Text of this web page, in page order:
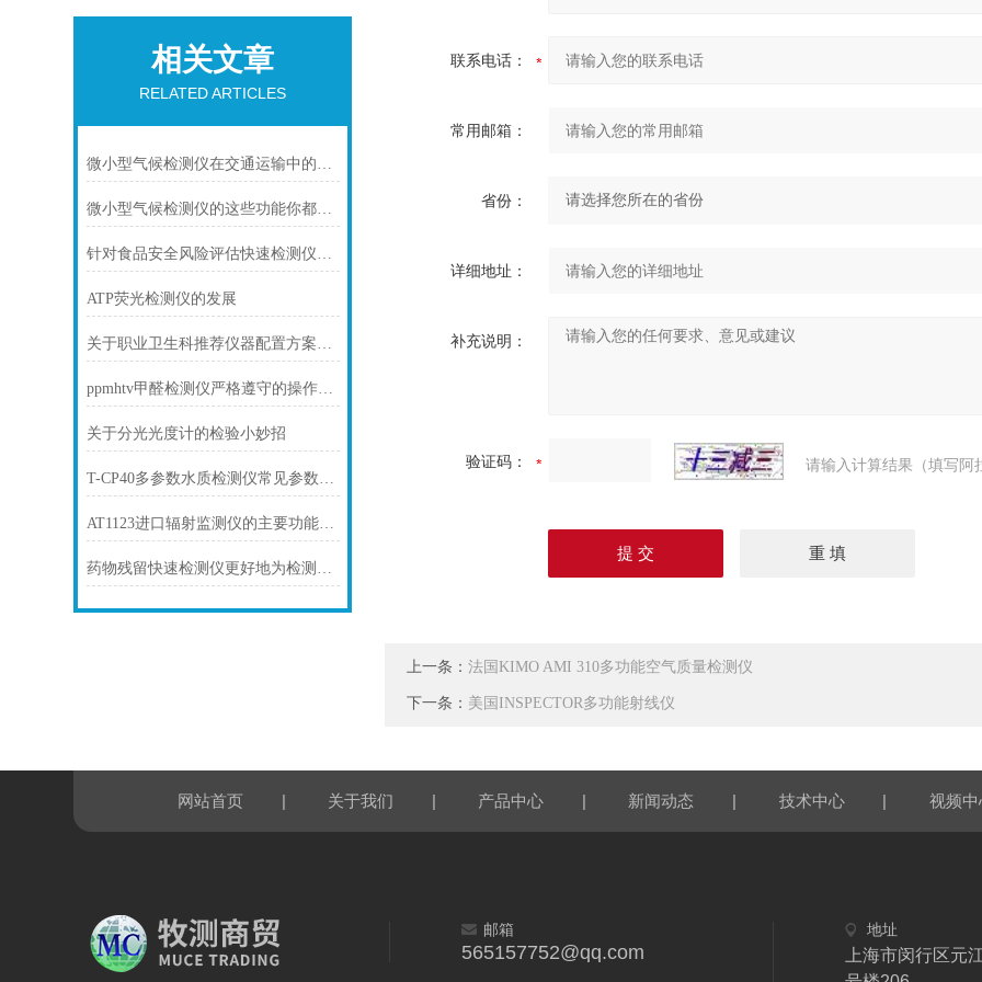
相关文章
RELATED ARTICLES
微小型气候检测仪在交通运输中的应用前景
微小型气候检测仪的这些功能你都知道吗？
针对食品安全风险评估快速检测仪器配置方案
ATP荧光检测仪的发展
关于职业卫生科推荐仪器配置方案（含放射卫生及职业卫生）
ppmhtv甲醛检测仪严格遵守的操作要求
关于分光光度计的检验小妙招
T-CP40多参数水质检测仪常见参数解析与测量意义
AT1123进口辐射监测仪的主要功能及操作注意事项
药物残留快速检测仪更好地为检测农药残留工作服务
联系电话：
常用邮箱：
省份：
详细地址：
补充说明：
验证码： 请输入计算结果（填写阿
上一条：法国KIMO AMI 310多功能空气质量检测仪
下一条： 美国INSPECTOR多功能射线仪
网站首页 | 关于我们 | 产品中心 | 新闻动态 | 技术中心 | 视频中
邮箱
565157752@qq.com
地址
上海市闵行区元